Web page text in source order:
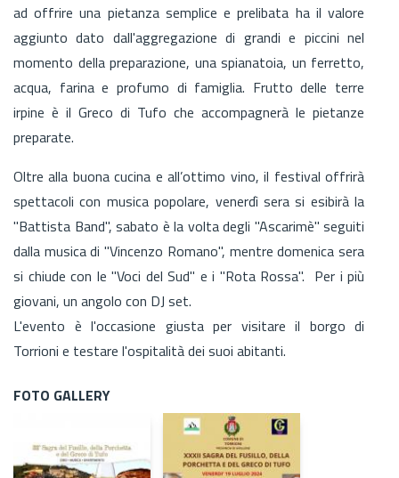
ad offrire una pietanza semplice e prelibata ha il valore
aggiunto dato dall'aggregazione di grandi e piccini nel
momento della preparazione, una spianatoia, un ferretto,
acqua, farina e profumo di famiglia. Frutto delle terre
irpine è il Greco di Tufo che accompagnerà le pietanze
preparate.
Oltre alla buona cucina e all’ottimo vino, il festival offrirà
spettacoli con musica popolare, venerdì sera si esibirà la
"Battista Band", sabato è la volta degli "Ascarimè" seguiti
dalla musica di "Vincenzo Romano", mentre domenica sera
si chiude con le "Voci del Sud" e i "Rota Rossa". Per i più
giovani, un angolo con DJ set.
L'evento è l'occasione giusta per visitare il borgo di
Torrioni e testare l'ospitalità dei suoi abitanti.
FOTO GALLERY